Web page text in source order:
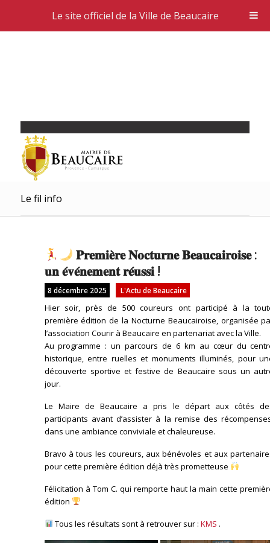
Le fil info
𝐏𝐫𝐞𝐦𝐢𝐞̀𝐫𝐞 𝐍𝐨𝐜𝐭𝐮𝐫𝐧𝐞 𝐁𝐞𝐚𝐮𝐜𝐚𝐢𝐫𝐨𝐢𝐬𝐞 :
𝐮𝐧 𝐞́𝐯𝐞́𝐧𝐞𝐦𝐞𝐧𝐭 𝐫𝐞́𝐮𝐬𝐬𝐢 !
8 décembre 2025 L'Actu de Beaucaire
Hier soir, près de 500 coureurs ont participé à la
première édition de la Nocturne Beaucairoise, organisée
l’association Courir à Beaucaire en partenariat avec la Ville.
Au programme : un parcours de 6 km au cœur du
historique, entre ruelles et monuments illuminés, pour
découverte sportive et festive de Beaucaire sous un
jour.
Le Maire de Beaucaire a pris le départ aux côtés
participants avant d’assister à la remise des
dans une ambiance conviviale et chaleureuse.
Bravo à tous les coureurs, aux bénévoles et aux
pour cette première édition déjà très prometteuse
Félicitation à Tom C. qui remporte haut la main cette
édition
Tous les résultats sont à retrouver sur :KMS .
Le site officiel de la Ville de Beaucaire